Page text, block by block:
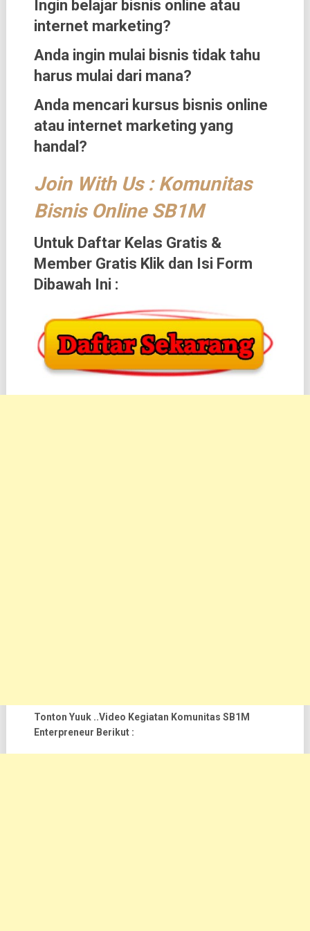
Ingin belajar bisnis online atau
internet marketing?
Anda ingin mulai bisnis tidak tahu
harus mulai dari mana?
Anda mencari kursus bisnis online
atau internet marketing yang
handal?
Join With Us : Komunitas
Bisnis Online SB1M
Untuk Daftar Kelas Gratis &
Member Gratis Klik dan Isi Form
Dibawah Ini :
Tonton Yuuk ..Video Kegiatan Komunitas SB1M
Enterpreneur Berikut :